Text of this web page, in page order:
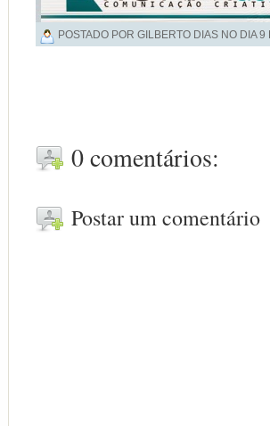
POSTADO POR GILBERTO DIAS NO DIA9
0 comentários:
Postar um comentário